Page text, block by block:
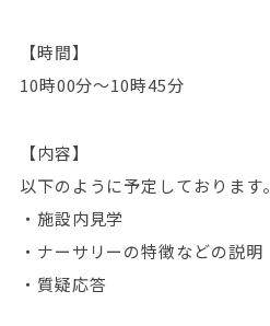
【時間】
10時00分～10時45分
【内容】
以下のように予定しております。
・施設内見学
・ナーサリーの特徴などの説明
・質疑応答